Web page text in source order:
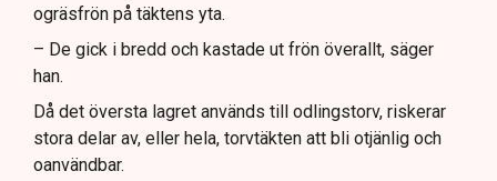
ogräsfrön på täktens yta.
– De gick i bredd och kastade ut frön överallt, säger
han.
Då det översta lagret används till odlingstorv, riskerar
stora delar av, eller hela, torvtäkten att bli otjänlig och
oanvändbar.